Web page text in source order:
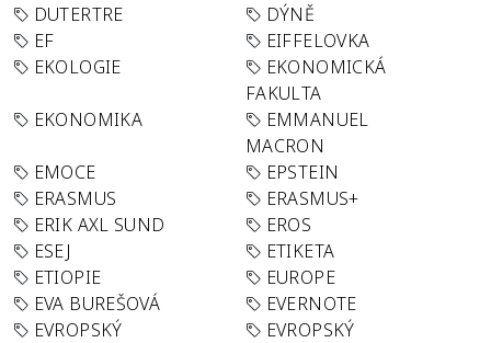
DUTERTRE
DÝNĚ
EF
EIFFELOVKA
EKOLOGIE
EKONOMICKÁ
FAKULTA
EKONOMIKA
EMMANUEL
MACRON
EMOCE
EPSTEIN
ERASMUS
ERASMUS+
ERIK AXL SUND
EROS
ESEJ
ETIKETA
ETIOPIE
EUROPE
EVA BUREŠOVÁ
EVERNOTE
EVROPSKÝ
EVROPSKÝ